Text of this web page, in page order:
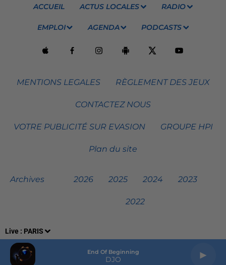
Live : PARIS
End Of Beginning
DJO
ACCUEIL ACTUS LOCALES RADIO
EMPLOI AGENDA PODCASTS
MENTIONS LEGALES RÈGLEMENT DES JEUX
CONTACTEZ NOUS
VOTRE PUBLICITÉ SUR EVASION GROUPE HPI
Plan du site
Archives 2026 2025 2024 2023
2022